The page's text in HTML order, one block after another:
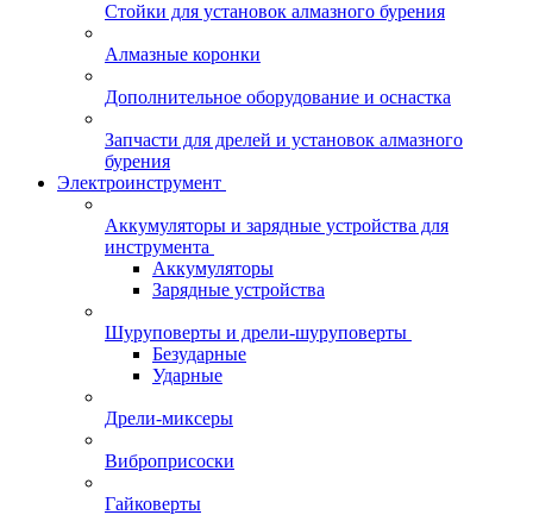
Стойки для установок алмазного бурения
Алмазные коронки
Дополнительное оборудование и оснастка
Запчасти для дрелей и установок алмазного
бурения
Электроинструмент
Аккумуляторы и зарядные устройства для
инструмента
Аккумуляторы
Зарядные устройства
Шуруповерты и дрели-шуруповерты
Безударные
Ударные
Дрели-миксеры
Виброприсоски
Гайковерты